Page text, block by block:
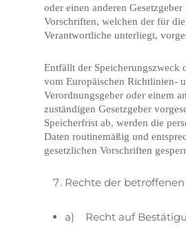
oder einen anderen
Vorschriften, welchen der für
Verantwortliche unterliegt,
Entfällt der Speicherungszweck
vom Europäischen Richtlinien-
Verordnungsgeber oder einem
zuständigen Gesetzgeber
Speicherfrist ab, werden die
Daten routinemäßig und
gesetzlichen Vorschriften
Rechte der betroffenen
a) Recht auf